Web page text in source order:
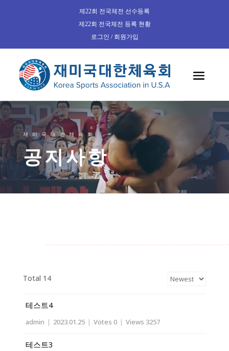
제22회 전국체전 선수등록
제22회 전국체전 등록 현황
로그인 / 회원가입
재미국대한체육회
공지사항
Total 14
테스트4
admin | 2023.01.25 | Votes 0 | Views 3257
테스트3